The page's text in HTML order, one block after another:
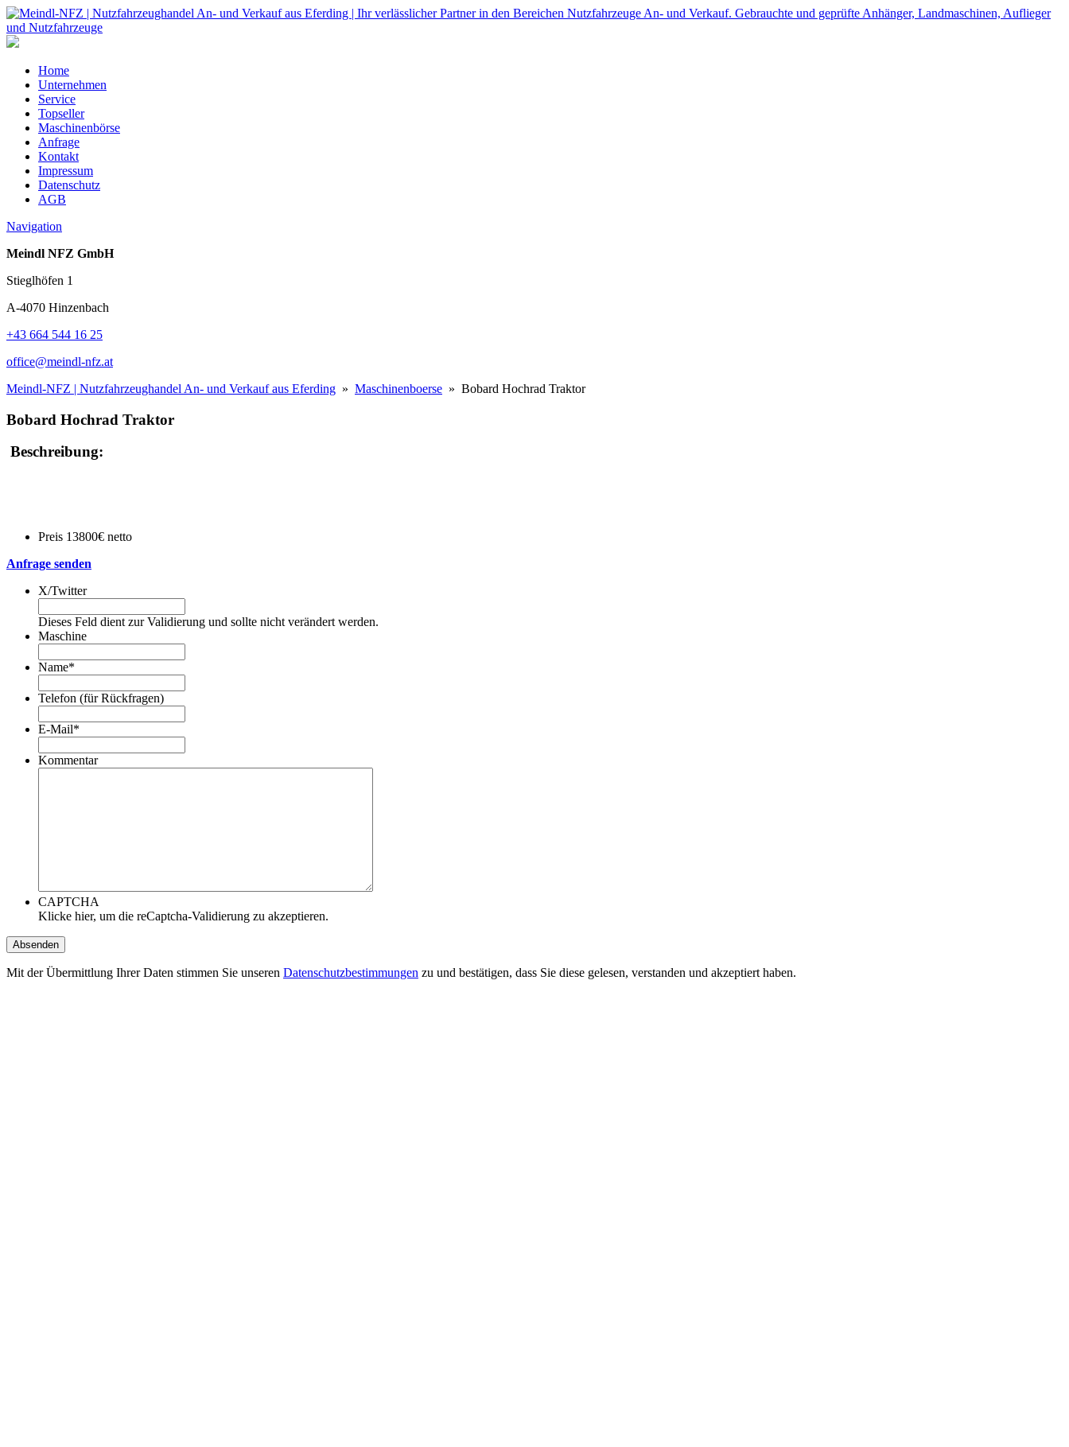
Home
Unternehmen
Service
Topseller
Maschinenbörse
Anfrage
Kontakt
Impressum
Datenschutz
AGB
Navigation
Meindl NFZ GmbH
Stieglhöfen 1
A-4070 Hinzenbach
+43 664 544 16 25
office@meindl-nfz.at
Meindl-NFZ | Nutzfahrzeughandel An- und Verkauf aus Eferding » Maschinenboerse » Bobard Hochrad Traktor
Bobard Hochrad Traktor
Beschreibung:
Preis 13800€ netto
Anfrage senden
X/Twitter
Dieses Feld dient zur Validierung und sollte nicht verändert werden.
Maschine
Name*
Telefon (für Rückfragen)
E-Mail*
Kommentar
CAPTCHA
Klicke hier, um die reCaptcha-Validierung zu akzeptieren.
Mit der Übermittlung Ihrer Daten stimmen Sie unseren Datenschutzbestimmungen zu und bestätigen, dass Sie diese gelesen, verstanden und akzeptiert haben.